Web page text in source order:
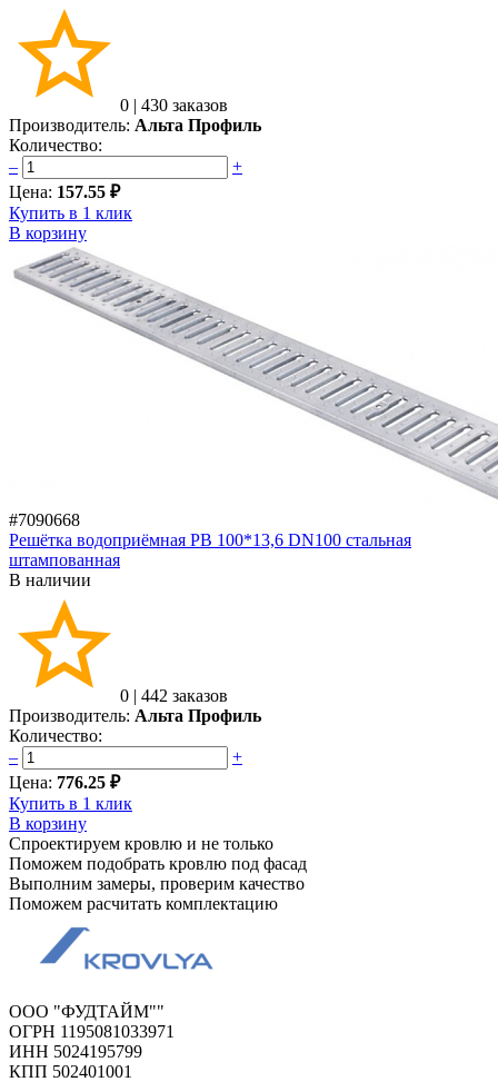
0 | 430 заказов
Производитель: Альта Профиль
Количество:
–
+
Цена: 157.55 ₽
Купить в 1 клик
В корзину
#7090668
Решётка водоприёмная РВ 100*13,6 DN100 стальная
штампованная
В наличии
0 | 442 заказов
Производитель: Альта Профиль
Количество:
–
+
Цена: 776.25 ₽
Купить в 1 клик
В корзину
Спроектируем кровлю и не только
Поможем подобрать кровлю под фасад
Выполним замеры, проверим качество
Поможем расчитать комплектацию
ООО "ФУДТАЙМ""
ОГРН 1195081033971
ИНН 5024195799
КПП 502401001